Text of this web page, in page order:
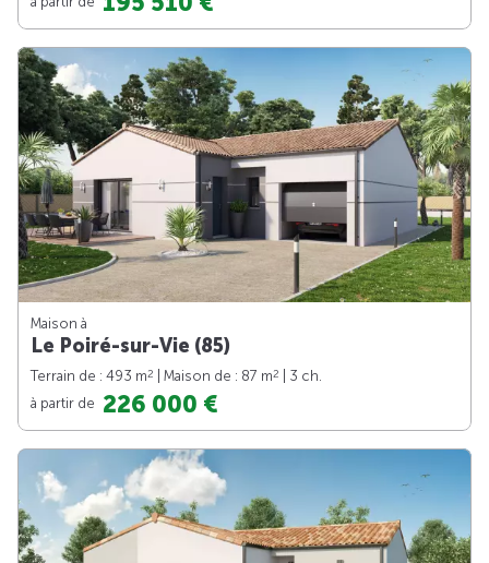
Maison à
Le Poiré-sur-Vie (85)
Terrain de : 493 m2 | Maison de : 87 m2
| 3 ch.
à partir de 226 000 €